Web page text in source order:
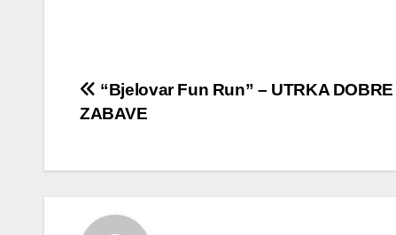
Navigacija
“Bjelovar Fun Run” – UTRKA DOBRE
ZABAVE